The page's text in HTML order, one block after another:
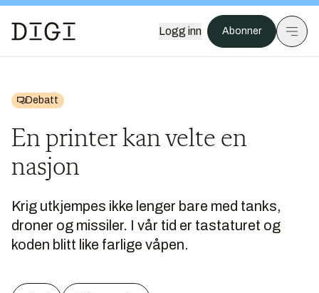
Logg inn Abonner
Debatt
En printer kan velte en
nasjon
Krig utkjempes ikke lenger bare med tanks,
droner og missiler. I vår tid er tastaturet og
koden blitt like farlige våpen.